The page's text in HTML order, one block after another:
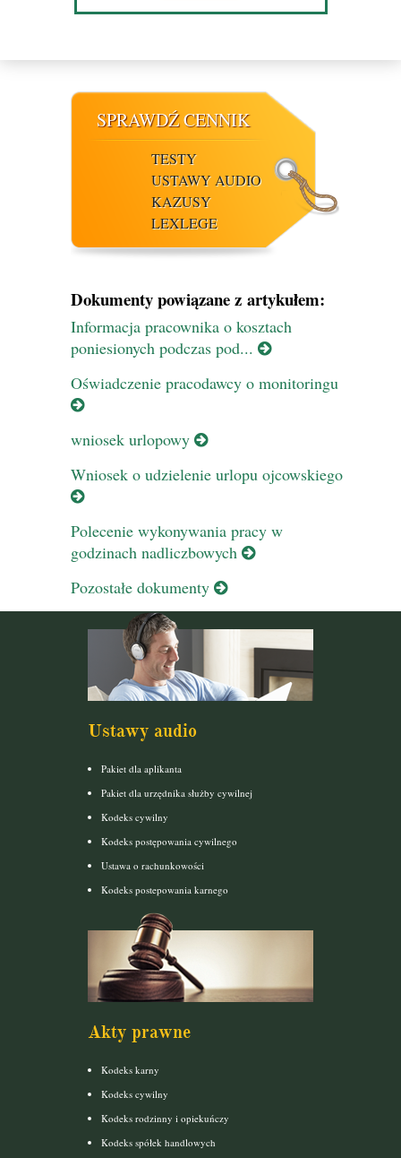
SPRAWDŹ CENNIK
TESTY
USTAWY AUDIO
KAZUSY
LEXLEGE
Dokumenty powiązane z artykułem:
Informacja pracownika o kosztach
poniesionych podczas pod...
Oświadczenie pracodawcy o monitoringu
wniosek urlopowy
Wniosek o udzielenie urlopu ojcowskiego
Polecenie wykonywania pracy w
godzinach nadliczbowych
Pozostałe dokumenty
Ustawy audio
Pakiet dla aplikanta
Pakiet dla urzędnika służby cywilnej
Kodeks cywilny
Kodeks postępowania cywilnego
Ustawa o rachunkowości
Kodeks postepowania karnego
Akty prawne
Kodeks karny
Kodeks cywilny
Kodeks rodzinny i opiekuńczy
Kodeks spółek handlowych